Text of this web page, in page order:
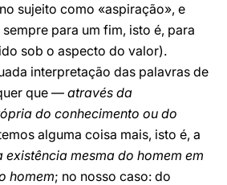
sujeito como «aspiração», e
para um fim, isto é, para
sob o aspecto do valor).
interpretação das palavras de
que — através da
do conhecimento ou do
alguma coisa mais, isto é, a
mesma do homem em
homem; no nosso caso: do